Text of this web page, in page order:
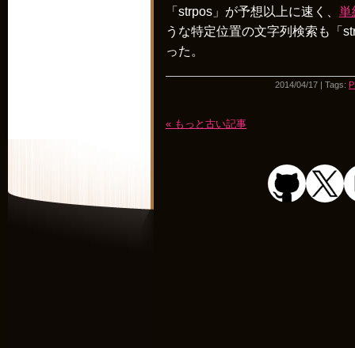
「strpos」が予想以上に速く、 単
うな特定位置の文字列検索も「
った。
2014/04/17 | Tags:
« もっと古い記事